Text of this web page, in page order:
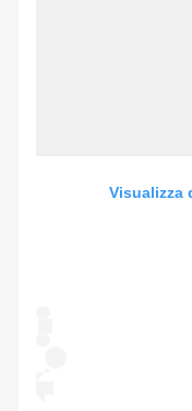
Visualizza